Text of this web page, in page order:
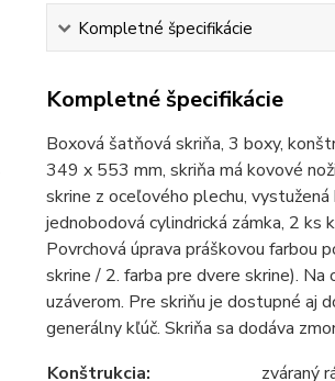
Kompletné špecifikácie
Kompletné špecifikácie
Boxová šatňová skriňa, 3 boxy,
349 x 553 mm, skriňa má kovové
skrine z oceľového plechu,
jednobodová cylindrická zámka, 2 ks
Povrchová úprava práškovou farbou
skrine / 2. farba pre dvere skrine).
uzáverom. Pre skriňu je dostupné aj
generálny kľúč. Skriňa sa dodáva
Konštrukcia:
zváraný